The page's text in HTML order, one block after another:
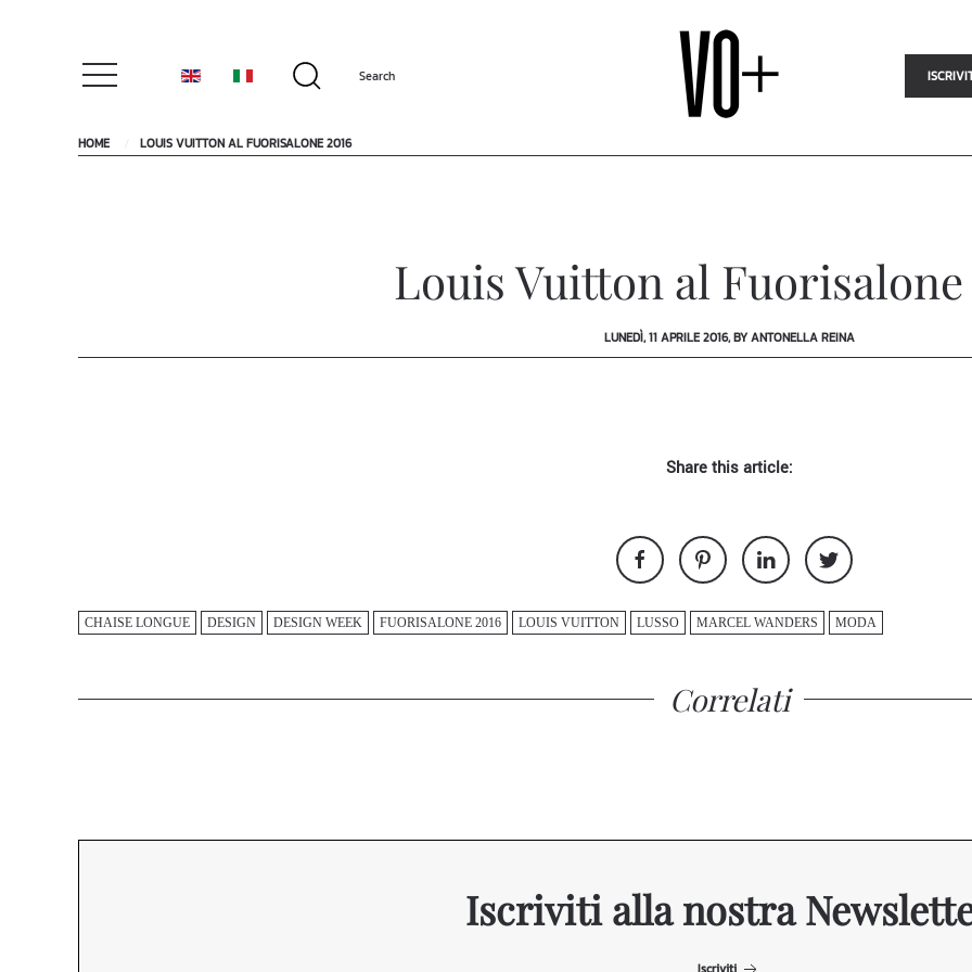
HOME LOUIS VUITTON AL FUORISALONE 2016
Louis Vuitton al Fuorisalone
LUNEDÌ, 11 APRILE 2016, BY ANTONELLA REINA
Share this article:
CHAISE LONGUE DESIGN DESIGN WEEK FUORISALONE 2016 LOUIS VUITTON LUSSO MARCEL WANDERS MODA
Correlati
Iscriviti alla nostra